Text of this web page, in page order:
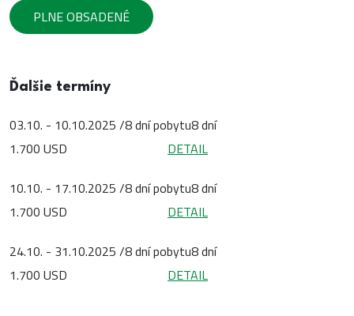
PLNE OBSADENÉ
Ďalšie termíny
03.10. - 10.10.2025 /8 dní pobytu8 dní
1.700 USD
DETAIL
10.10. - 17.10.2025 /8 dní pobytu8 dní
1.700 USD
DETAIL
24.10. - 31.10.2025 /8 dní pobytu8 dní
1.700 USD
DETAIL